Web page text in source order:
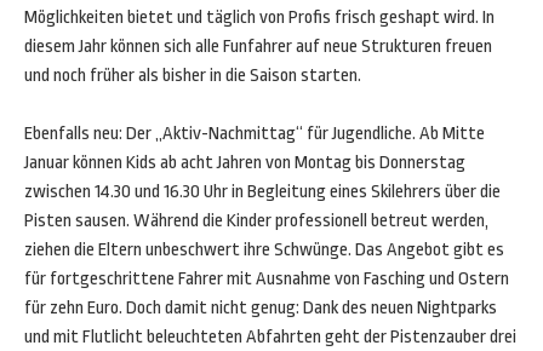
Möglichkeiten bietet und täglich von Profis frisch geshapt wird. In
diesem Jahr können sich alle Funfahrer auf neue Strukturen freuen
und noch früher als bisher in die Saison starten.
Ebenfalls neu: Der „Aktiv-Nachmittag“ für Jugendliche. Ab Mitte
Januar können Kids ab acht Jahren von Montag bis Donnerstag
zwischen 14.30 und 16.30 Uhr in Begleitung eines Skilehrers über die
Pisten sausen. Während die Kinder professionell betreut werden,
ziehen die Eltern unbeschwert ihre Schwünge. Das Angebot gibt es
für fortgeschrittene Fahrer mit Ausnahme von Fasching und Ostern
für zehn Euro. Doch damit nicht genug: Dank des neuen Nightparks
und mit Flutlicht beleuchteten Abfahrten geht der Pistenzauber drei